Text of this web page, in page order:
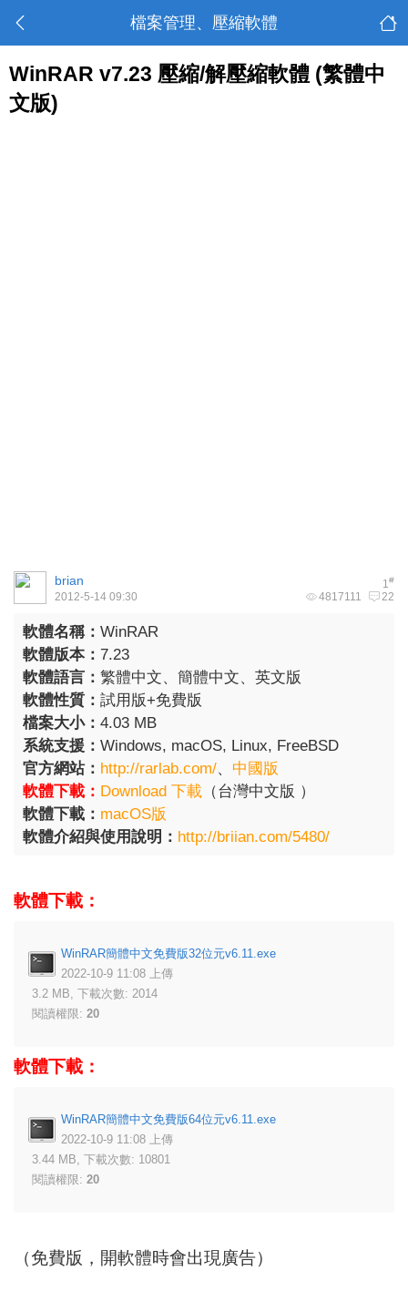
檔案管理、壓縮軟體
WinRAR v7.23 壓縮/解壓縮軟體 (繁體中
文版)
1#
brian
4817111 22
2012-5-14 09:30
軟體名稱： WinRAR
軟體版本： 7.23
軟體語言： 繁體中文、簡體中文、英文版
軟體性質： 試用版+免費版
檔案大小： 4.03 MB
系統支援： Windows, macOS, Linux, FreeBSD
官方網站： http://rarlab.com/、 中國版
軟體下載： Download 下載 （台灣中文版 ）
軟體下載： macOS版
軟體介紹與使用說明： http://briian.com/5480/
軟體下載：
WinRAR簡體中文免費版32位元v6.11.exe
2022-10-9 11:08 上傳
3.2 MB, 下載次數: 2014
閱讀權限: 20
軟體下載：
WinRAR簡體中文免費版64位元v6.11.exe
2022-10-9 11:08 上傳
3.44 MB, 下載次數: 10801
閱讀權限: 20
（免費版，開軟體時會出現廣告）